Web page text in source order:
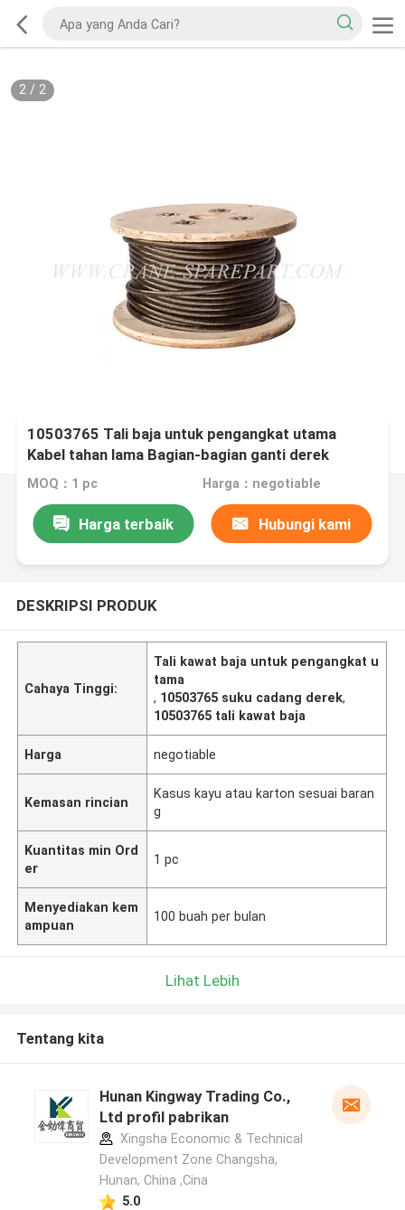
2/ 2
10503765 Tali baja untuk pengangkat utama
Kabel tahan lama Bagian-bagian ganti derek
MOQ：1 pc Harga：negotiable
Harga terbaik Hubungi kami
DESKRIPSI PRODUK
Cahaya Tinggi:
Tali kawat baja untuk pengangkat u
tama
, 10503765 suku cadang derek,
10503765 tali kawat baja
Harga negotiable
Kemasan rincian
Kasus kayu atau karton sesuai baran
g
Kuantitas min Ord
er
1 pc
Menyediakan kem
ampuan
100 buah per bulan
Lihat Lebih
Tentang kita
Hunan Kingway Trading Co.,
Ltd profil pabrikan
Xingsha Economic & Technical
Development Zone Changsha,
Hunan, China ,Cina
5.0